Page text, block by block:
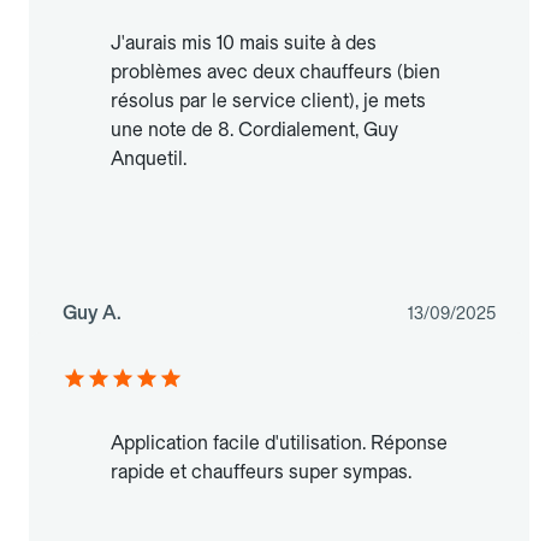
J'aurais mis 10 mais suite à des
problèmes avec deux chauffeurs (bien
résolus par le service client), je mets
une note de 8. Cordialement, Guy
Anquetil.
Guy A. 13/09/2025
Application facile d'utilisation. Réponse
rapide et chauffeurs super sympas.